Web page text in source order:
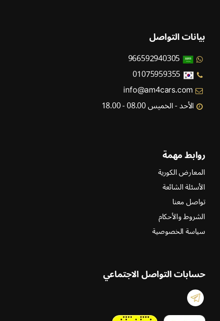
بيانات التواصل
966592940305
01075959355
info@am4cars.com
الأحد - الخميس 08.00 - 18.00
روابط مهمة
المعارض الكورية
الأسئلة الشائعة
تواصل معنا
الشروط والأحكام
سياسة الخصوصية
حسابات التواصل الاجتماعي